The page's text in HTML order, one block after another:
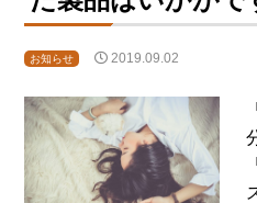
お知らせ 2019.09.02